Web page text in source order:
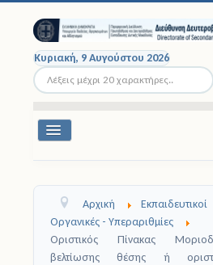
Κυριακή, 9 Αυγούστου 2026
Αναζήτηση...
Εναλλαγή
Σχολικές Μονάδες
Εκπαιδευτικοί
Αρχική
Εκπαιδευτικοί
Οργανικές - Υπεραριθμίες
Οριστικός Πίνακας
βελτίωσης θέσης ή